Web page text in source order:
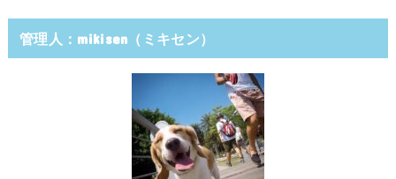
管理人：mikisen（ミキセン）